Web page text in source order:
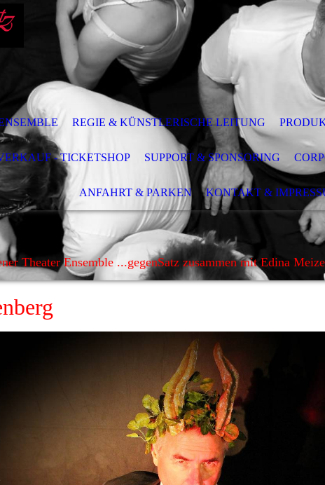
REGIE & KÜNSTLERISCHE LEITUNG
- TICKETSHOP SUPPORT & SPONSORING
ANFAHRT & PARKEN KONTAKT &
Theater Ensemble ...gegenSatz zusammen mit Edina